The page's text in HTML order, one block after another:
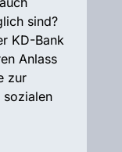
sind?
KD-Bank
Anlass
zur